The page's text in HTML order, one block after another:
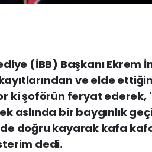
(İBB) Başkanı Ekrem
ve elde
ki şoförün feryat ederek,
aslında bir baygınlık
doğru kayarak kafa
dedi.